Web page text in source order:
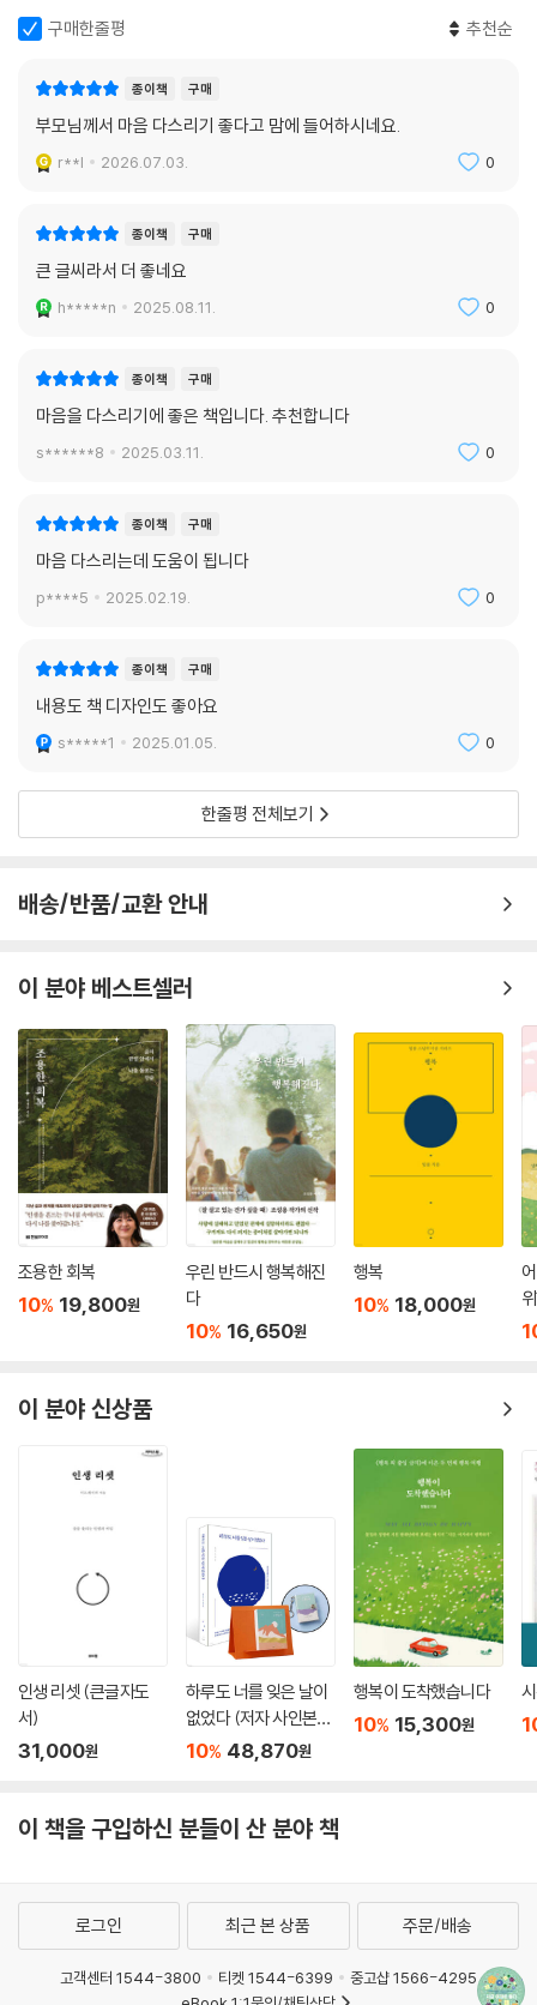
사물을 보는 관점을 바꾸고 탁, 알아차려서 습관에 끌려가지 않는 삶, 행복
곳에 있지 않습니다. 행복은 지금 여기에 있습니다. 내가 사는 오늘에, 오늘
나에게 주어진 과제에 있습니다.
나를 사랑하라는 것은 현실의 나를 인정하고 받아들이라는 것입니다. 지금
후회와 근심 걱정으로 괴로울 때는 ‘내가 또 꿈을 꾸고 있구나.’ 하고 바로
과거나 미래가 아닌 지금 저기가 아닌 여기 남이 아닌 나에게 깨어 있는 것
좋고 싫음은 절대적인 것이 아니고 자기 마음의 습관이라는 것을 알아야
을 때 자유로울 수 있습니다.
내가 특별한 존재라는 생각을 내려놓고 삶이 별것 아닌 줄 알면 인생이 그
대로 자유로워집니다.
‘왜’가 아니라 ‘어떻게 살까’ 생각하면 방법이 나옵니다. ‘오늘은 어떻게 살
나의 선택입니다.
니 내 마음대로 쓴다는 마음을 접고 작은 것부터 환경을 위해 실천해보세
찬이나 비난에도 걸림 없는 자유로운 삶을 살아갑니다.
어떤 선택을 할 때는 그에 따른 책임을 져야 합니다. 책임지기 싫어서 망설
임이 길어집니다.
욕구는 장작불처럼 타면서 더 많은 장작을 필요로 합니다. 진정한 행복은
욕구를 충족시키는 것이 아니라 욕구에 얽매이지 않는 것입니다.
열등감은 못나서 생기는 게 아니라 더 잘나고 싶은 마음에서 옵니다. 우리
는 서로 다를 뿐, 모든 존재는 그대로 온전합니다.
파도를 바라보듯 삶과 죽음도 하나의 현상으로 있는 그대로 응시할 때 죽
음에 대한 두려움이 사라집니다.
다만 상대의 이야기를 들어주고 내 경험이 있으면 그것을 나누면 됩니다.
내가 어떤 말을 해야 저 사람에게 위로가 될까 하는 마음은 나의 욕심입니
다. 인생은 다만 인연에 따라 때에 맞게 살아갈 뿐, 어떻게 사는 것이 꼭 옳
다고 할 건 없습니다.
세상의 잣대가 어떻든 세상이 어떻게 흐르든 그 세상을 꿰뚫어보는 통찰력
을 가져야 합니다. 이렇게 자기만의 관점을 세우고 실천하는 겁니다.
자존감을 회복하는 방법은 나의 능력을 키우는 게 아니라 환상 속의 나를
버리는 거예요. 그러고 보면 나는 지금 이대로도 충분히 괜찮아요.
공허하고 허전한 마음이 들 때 자기 마음을 한 번 잘 들여다보세요. 그 허전
함을 무언가로 채우려 하는 마음이 보일 것입니다. 그 바라는 마음을 놓아
괴로움의 원인은 자기가 누군지, 어디로 가는지, 지금 뭐하는지도 모르고
후회와 근심 걱정으로 괴로울 때는 ‘내가 또 꿈을 꾸고 있구나.’ 하고 바로
깨어나야 합니다. 과거나 미래가 아닌 지금, 저기가 아닌 여기, 남이 아닌
구매한줄평 추천순
종이책 구매
부모님께서 마음 다스리기 좋다고 맘에 들어하시네요.
r**l 2026.07.03. 0
종이책 구매
큰 글씨라서 더 좋네요
h*****n 2025.08.11. 0
종이책 구매
마음을 다스리기에 좋은 책입니다. 추천합니다
s******8 2025.03.11. 0
종이책 구매
마음 다스리는데 도움이 됩니다
p****5 2025.02.19. 0
종이책 구매
내용도 책 디자인도 좋아요
s*****1 2025.01.05. 0
한줄평 전체보기
배송/반품/교환 안내
이 분야 베스트셀러
조용한 회복
10% 19,800원
우린 반드시 행복해진
다
10% 16,650원
행복
10% 18,000원
이 분야 신상품
인생 리셋 (큰글자도
서)
31,000원
하루도 너를 잊은 날이
없었다 (저자 사인본)
+ 명상가를 위한 365
10% 48,870원
행복이 도착했습니다
10% 15,300원
이 책을 구입하신 분들이 산 분야 책
로그인 최근 본 상품 주문/배송
고객센터 1544-3800 티켓 1544-6399
중고샵 1566-4295